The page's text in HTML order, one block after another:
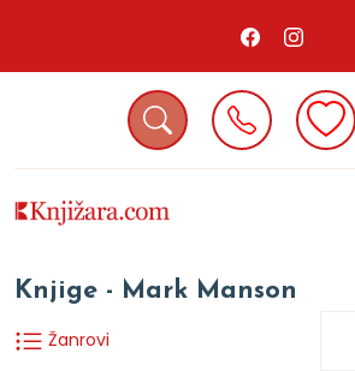
Knjige - Mark Manson
Žanrovi